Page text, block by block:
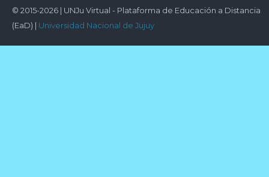
© 2015-2026 | UNJu Virtual - Plataforma de Educación a Distancia
(EaD) | Universidad Nacional de Jujuy